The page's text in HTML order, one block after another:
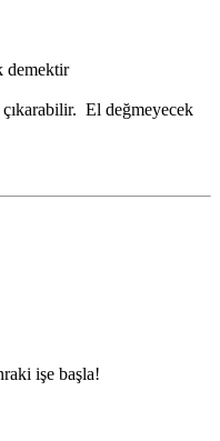
demektir
çıkarabilir. El değmeyecek
işe başla!